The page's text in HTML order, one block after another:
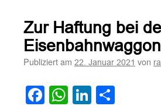
Zur Haftung bei
Publiziert am 22. Januar 2021 von
Facebook
WhatsApp
LinkedIn